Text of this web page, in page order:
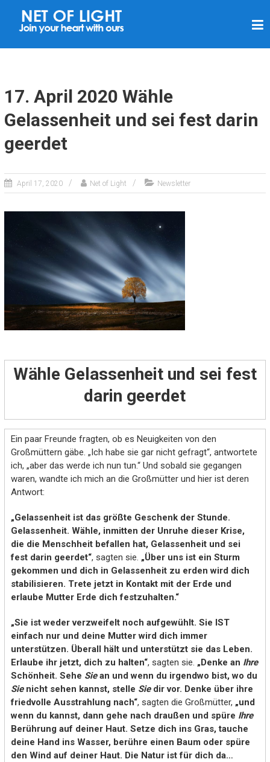
L
T
N
E
T
17. April 2020 Wähle
Gelassenheit und sei fest darin
geerdet
April 17, 2020 Net of Light Newsletter
Wähle Gelassenheit und sei fest
darin geerdet
Ein paar Freunde fragten, ob es Neuigkeiten von den
Großmüttern gäbe. „Ich habe sie gar nicht gefragt“, antwortete
ich, „aber das werde ich nun tun.“ Und sobald sie gegangen
waren, wandte ich mich an die Großmütter und hier ist deren
Antwort:
„Gelassenheit ist das größte Geschenk der Stunde.
Gelassenheit. Wähle, inmitten der Unruhe dieser Krise,
die die Menschheit befallen hat, Gelassenheit und sei
fest darin geerdet“, sagten sie. „Über uns ist ein Sturm
gekommen und dich in Gelassenheit zu erden wird dich
stabilisieren. Trete jetzt in Kontakt mit der Erde und
erlaube Mutter Erde dich festzuhalten.“
„Sie ist weder verzweifelt noch aufgewühlt. Sie IST
einfach nur und deine Mutter wird dich immer
unterstützen. Überall hält und unterstützt sie das Leben.
Erlaube ihr jetzt, dich zu halten“, sagten sie. „Denke an Ihre
Schönheit. Sehe Siean und wenn du irgendwo bist, wo du
Sienicht sehen kannst, stelle Sie dir vor. Denke über ihre
friedvolle Ausstrahlung nach“, sagten die Großmütter, „und
wenn du kannst, dann gehe nach draußen und spüre Ihre
Berührung auf deiner Haut. Setze dich ins Gras, tauche
deine Hand ins Wasser, berühre einen Baum oder spüre
den Wind auf deiner Haut. Die Natur ist für dich da…